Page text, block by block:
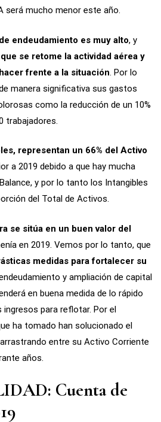
será mucho menor este año.
endeudamiento es muy alto, y
se retome la actividad aérea y
frente a la situación . Por lo
manera significativa sus gastos
como la reducción de un 10%
trabajadores.
representan un 66% del Activo
a 2019 debido a que hay mucha
y por lo tanto los Intangibles
del Total de Activos.
se sitúa en un buen valor del
en 2019. Vemos por lo tanto, que
medidas para fortalecer su
y ampliación de capital
en buena medida de lo rápido
para reflotar. Por el
ha tomado han solucionado el
entre su Activo Corriente
años.
Cuenta de